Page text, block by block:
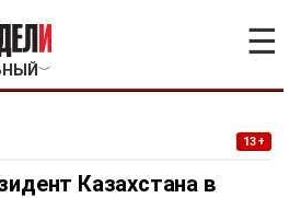
﹀
☰
13+
Казахстана в